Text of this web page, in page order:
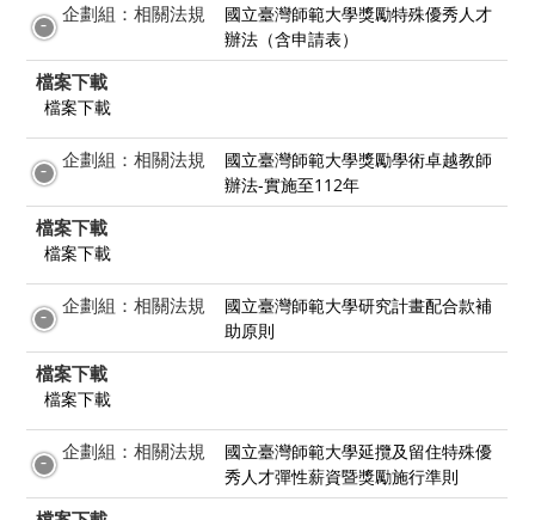
企劃組：相關法規
國立臺灣師範大學獎勵特殊優秀人才
辦法（含申請表）
檔案下載
檔案下載
企劃組：相關法規
國立臺灣師範大學獎勵學術卓越教師
辦法-實施至112年
檔案下載
檔案下載
企劃組：相關法規
國立臺灣師範大學研究計畫配合款補
助原則
檔案下載
檔案下載
企劃組：相關法規
國立臺灣師範大學延攬及留住特殊優
秀人才彈性薪資暨獎勵施行準則